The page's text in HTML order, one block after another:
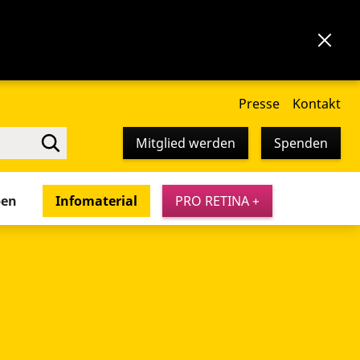
Presse Kontakt
Mitglied werden Spenden
Infomaterial PRO RETINA +